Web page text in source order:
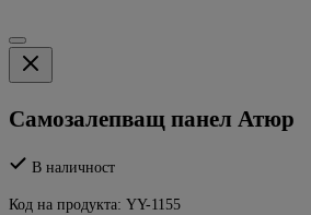
Самозалепващ панел Атюр
В наличност
Код на продукта: YY-1155